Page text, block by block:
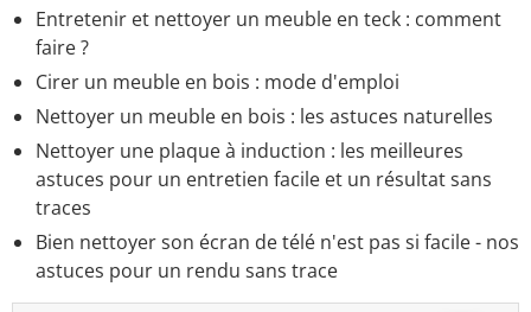
Entretenir et nettoyer un meuble en teck : comment
faire ?
Cirer un meuble en bois : mode d'emploi
Nettoyer un meuble en bois : les astuces naturelles
Nettoyer une plaque à induction : les meilleures
astuces pour un entretien facile et un résultat sans
traces
Bien nettoyer son écran de télé n'est pas si facile - nos
astuces pour un rendu sans trace